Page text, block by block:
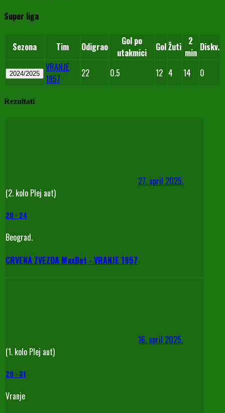
Super liga
Sezona Tim Odigrao
Gol po
utakmici
GolŽuti
2
min Diskv.
2024/2025
VRANJE
1957
22 0.5 12 4 14 0
Rezultati
27. april 2025.
(2. kolo Plej aut)
20 - 24
Beograd.
CRVENA ZVEZDA MaxBet - VRANJE 1957
16. april 2025.
(1. kolo Plej aut)
29 - 31
Vranje